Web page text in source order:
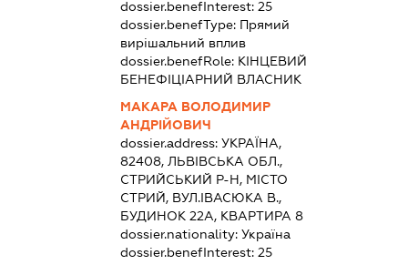
dossier.benefInterest: 25
dossier.benefType: Прямий
вирішальний вплив
dossier.benefRole: КІНЦЕВИЙ
БЕНЕФІЦІАРНИЙ ВЛАСНИК
МАКАРА ВОЛОДИМИР
АНДРІЙОВИЧ
dossier.address: УКРАЇНА,
82408, ЛЬВІВСЬКА ОБЛ.,
СТРИЙСЬКИЙ Р-Н, МІСТО
СТРИЙ, ВУЛ.ІВАСЮКА В.,
БУДИНОК 22А, КВАРТИРА 8
dossier.nationality: Україна
dossier.benefInterest: 25